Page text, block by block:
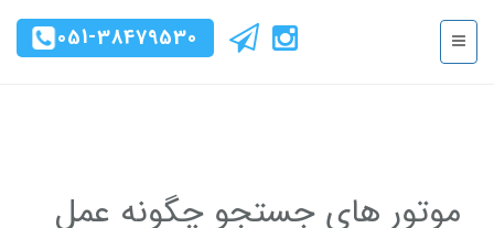
051-38479530
موتور های جستجو چگونه عمل